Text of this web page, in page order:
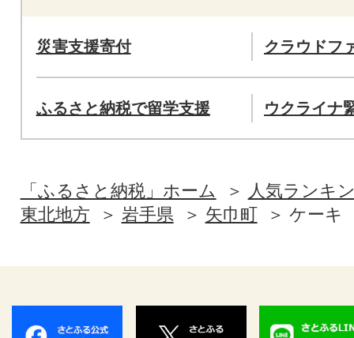
災害支援寄付 クラウドフ
ふるさと納税で留学支援 ウクライナ
「ふるさと納税」ホーム
人気ランキ
東北地方
岩手県 矢巾町 ケーキ